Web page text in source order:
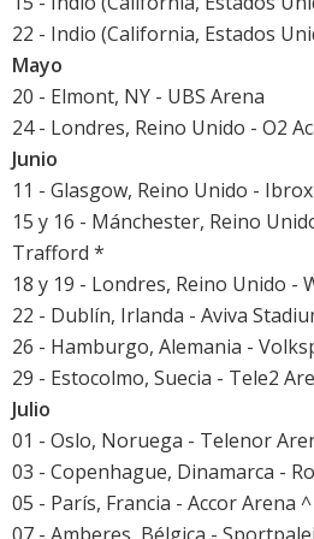
22 - Indio (California, Estados
Mayo
20 - Elmont, NY - UBS Arena
24 - Londres, Reino Unido - O2
Junio
11 - Glasgow, Reino Unido -
15 y 16 - Mánchester, Reino
Trafford *
18 y 19 - Londres, Reino Unido -
22 - Dublín, Irlanda - Aviva
26 - Hamburgo, Alemania -
29 - Estocolmo, Suecia - Tele2
Julio
01 - Oslo, Noruega - Telenor
03 - Copenhague, Dinamarca -
05 - París, Francia - Accor Arena ^